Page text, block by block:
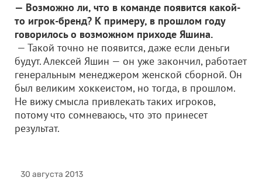
— Возможно ли, что в команде появится какой-
то игрок-бренд? К примеру, в прошлом году
говорилось о возможном приходе Яшина.
— Такой точно не появится, даже если деньги
будут. Алексей Яшин — он уже закончил, работает
генеральным менеджером женской сборной. Он
был великим хоккеистом, но тогда, в прошлом.
Не вижу смысла привлекать таких игроков,
потому что сомневаюсь, что это принесет
результат.
30 августа 2013